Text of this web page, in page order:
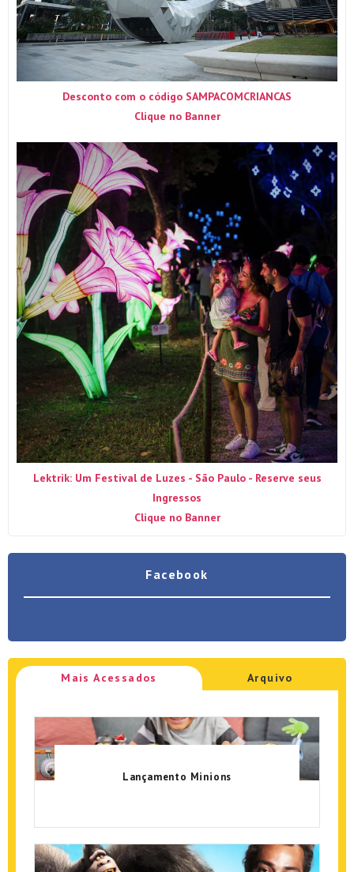
Desconto com o código SAMPACOMCRIANCAS
Clique no Banner
Lektrik: Um Festival de Luzes - São Paulo - Reserve seus
Ingressos
Clique no Banner
Facebook
Mais Acessados Arquivo
Lançamento Minions